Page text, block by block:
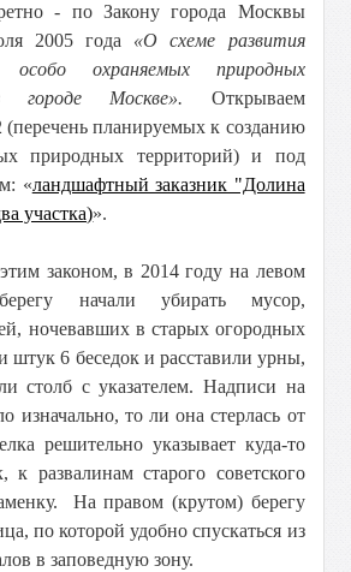
- по Закону города Москвы
2005 года «О схеме развития
охраняемых природных
городе Москве». Открываем
планируемых к созданию
природных территорий) и под
«ландшафтный заказник "Долина
участка)».
законом, в 2014 году на левом
начали убирать мусор,
ночевавших в старых огородных
штук 6 беседок и расставили урны,
столб с указателем. Надписи на
изначально, то ли она стерлась от
решительно указывает куда-то
к развалинам старого советского
На правом (крутом) берегу
по которой удобно спускаться из
в заповедную зону.